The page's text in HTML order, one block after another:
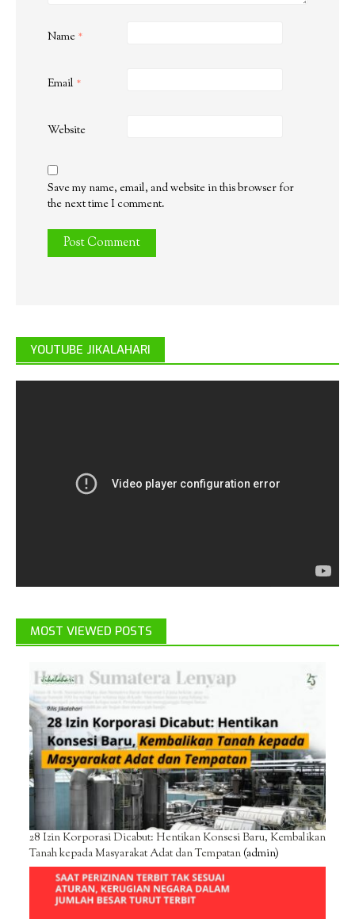
Name *
Email *
Website
Save my name, email, and website in this browser for
the next time I comment.
YOUTUBE JIKALAHARI
MOST VIEWED POSTS
28 Izin Korporasi Dicabut: Hentikan Konsesi Baru, Kembalikan
Tanah kepada Masyarakat Adat dan Tempatan(admin)